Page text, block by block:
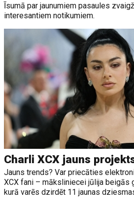
Īsumā par jaunumiem pasaules
interesantiem notikumiem.
Charli XCX jauns
Jauns trends? Var priecāties
XCX fani – māksliniecei jūlija beigās
kurā varēs dzirdēt 11 jaunas